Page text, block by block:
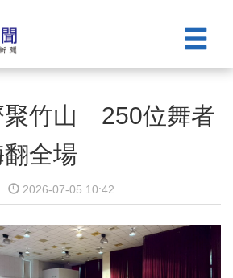
聚竹山 250位舞者
全場
2026-07-05 10:42